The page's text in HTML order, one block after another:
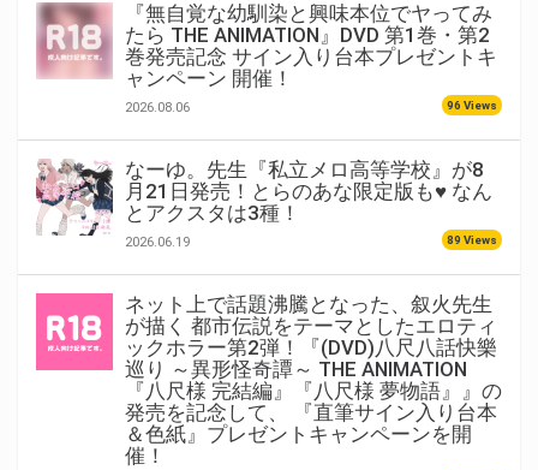
『無自覚な幼馴染と興味本位でヤってみ
たら THE ANIMATION』DVD 第1巻・第2
巻発売記念 サイン入り台本プレゼントキ
ャンペーン 開催！
2026.08.06 96 Views
なーゆ。先生『私立メロ高等学校』が8
月21日発売！とらのあな限定版も♥ なん
とアクスタは3種！
2026.06.19 89 Views
ネット上で話題沸騰となった、叙火先生
が描く 都市伝説をテーマとしたエロティ
ックホラー第2弾！『(DVD)八尺八話快樂
巡り ～異形怪奇譚～ THE ANIMATION
『八尺様 完結編』『八尺様 夢物語』』の
発売を記念して、 『直筆サイン入り台本
＆色紙』プレゼントキャンペーンを開
催！